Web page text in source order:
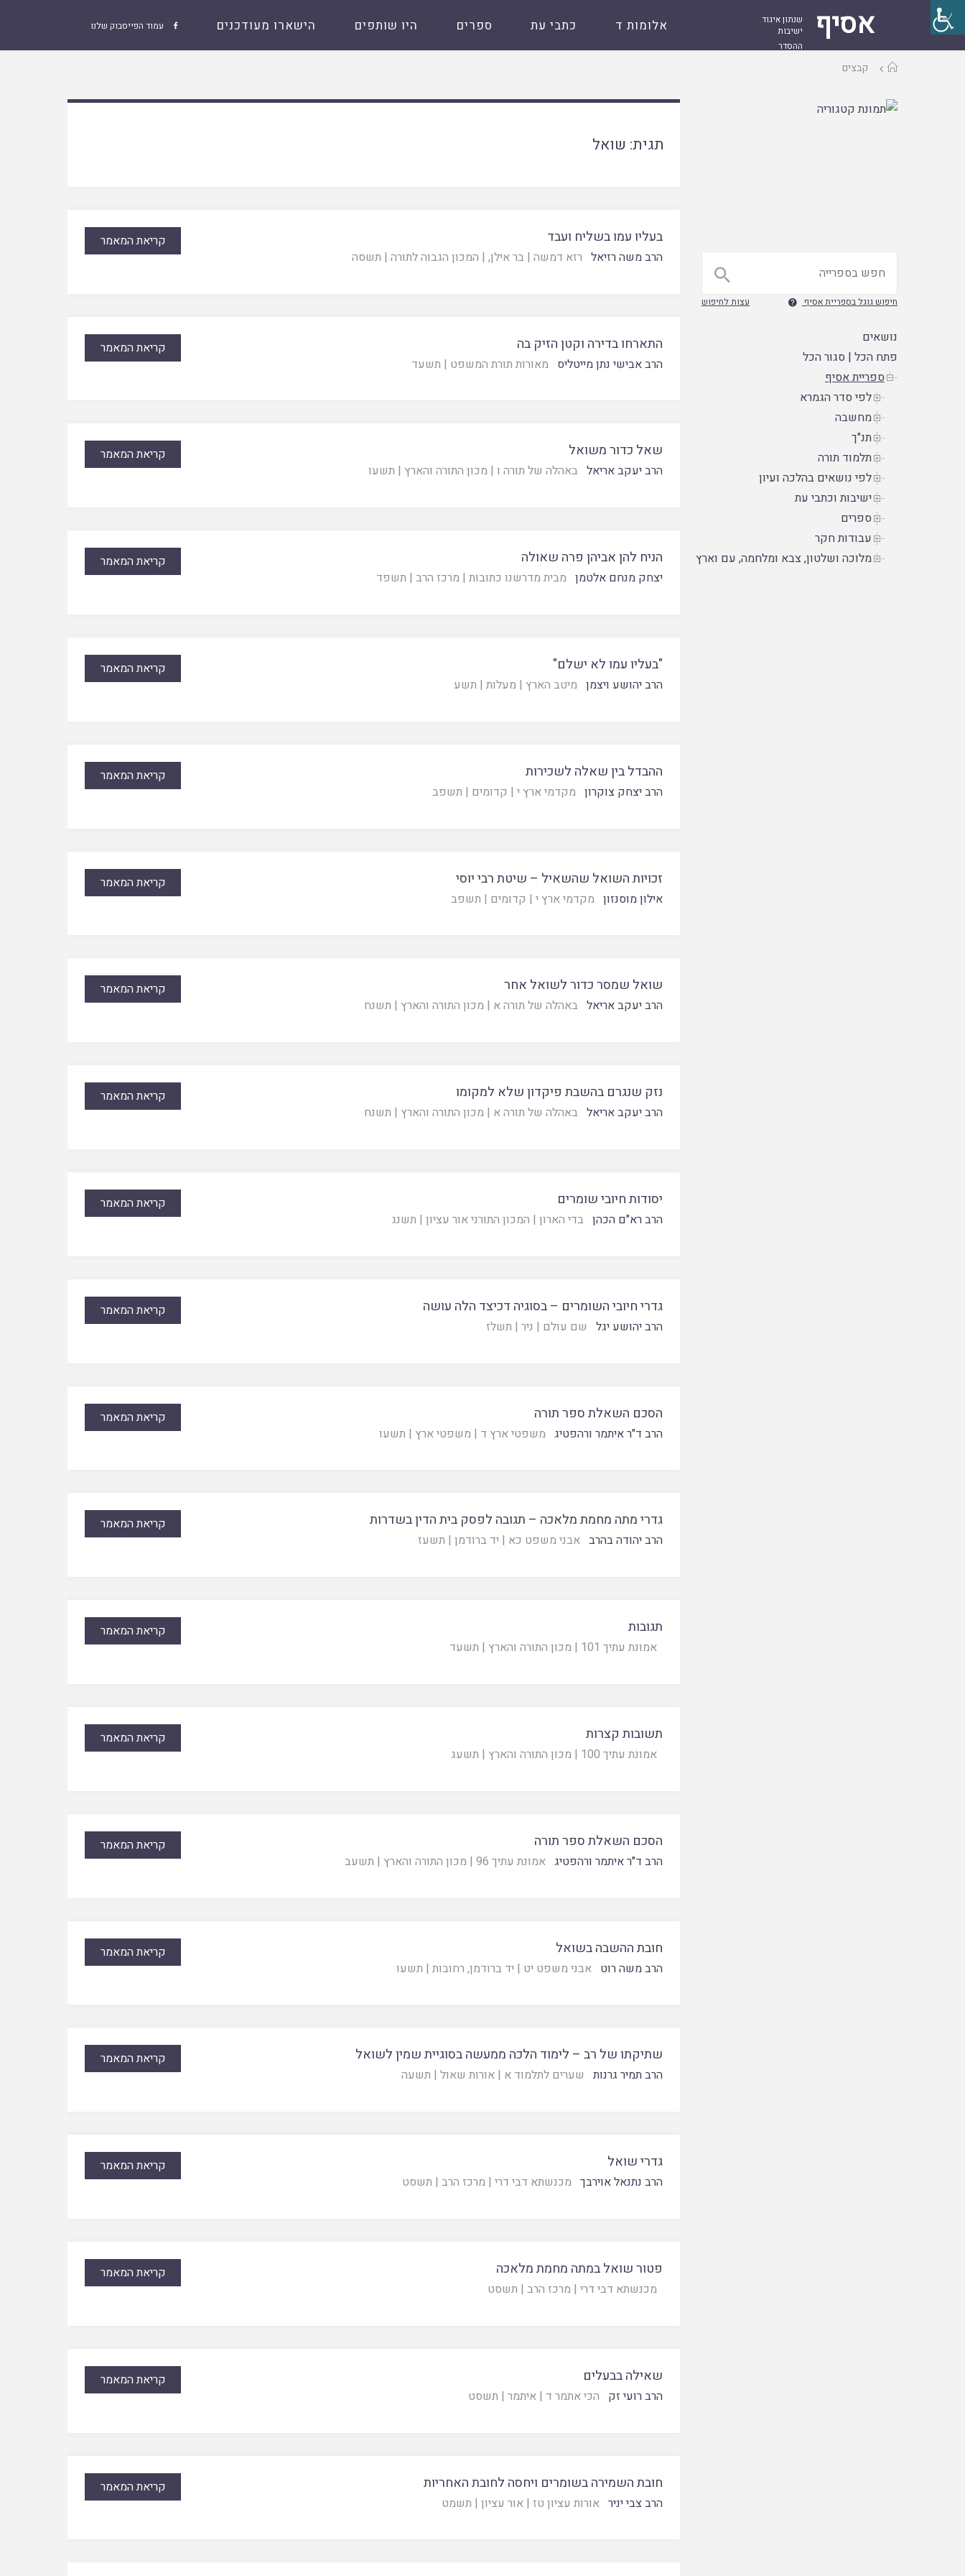
אסיף
שנתון איגוד
ישיבות
ההסדר
 עמוד הפייסבוק שלנו אלומות ד כתבי עת ספרים היו שותפים הישארו מעודכנים
עמודקבצים
תגית: שואל
בעליו עמו בשליח ועבד
הרב משה רזיאל רזא דמשה |בר אילן, | המכון הגבוה לתורה | תשסה
קריאת המאמר
התארחו בדירה וקטן הזיק בה
הרב אבישי נתן מייטליס מאורות תורת המשפט | תשעד
קריאת המאמר
שאל כדור משואל
הרב יעקב אריאל באהלה של תורה ו | מכון התורה והארץ | תשעו
קריאת המאמר
הניח להן אביהן פרה שאולה
יצחק מנחם אלטמן מבית מדרשנו כתובות | מרכז הרב | תשפד
קריאת המאמר
"בעליו עמו לא ישלם"
הרב יהושע ויצמן מיטב הארץ | מעלות | תשע
קריאת המאמר
ההבדל בין שאלה לשכירות
הרב יצחק צוקרון מקדמי ארץ י | קדומים | תשפב
קריאת המאמר
זכויות השואל שהשאיל – שיטת רבי יוסי
אילון מוסנזון מקדמי ארץ י | קדומים | תשפב
קריאת המאמר
שואל שמסר כדור לשואל אחר
הרב יעקב אריאל באהלה של תורה א | מכון התורה והארץ | תשנח
קריאת המאמר
נזק שנגרם בהשבת פיקדון שלא למקומו
הרב יעקב אריאל באהלה של תורה א | מכון התורה והארץ | תשנח
קריאת המאמר
יסודות חיובי שומרים
הרב רא"ם הכהן בדי הארון | המכון התורני אור עציון | תשנג
קריאת המאמר
גדרי חיובי השומרים – בסוגיה דכיצד הלה עושה
הרב יהושע יגל שם עולם | ניר | תשלז
קריאת המאמר
הסכם השאלת ספר תורה
הרב ד"ר איתמר ורהפטיג משפטי ארץ ד | משפטי ארץ | תשעו
קריאת המאמר
גדרי מתה מחמת מלאכה – תגובה לפסק בית הדין בשדרות
הרב יהודה בהרב אבני משפט כא | יד ברודמן | תשעז
קריאת המאמר
תגובות
אמונת עתיך 101 | מכון התורה והארץ | תשעד
קריאת המאמר
תשובות קצרות
אמונת עתיך 100 | מכון התורה והארץ | תשעג
קריאת המאמר
הסכם השאלת ספר תורה
הרב ד"ר איתמר ורהפטיג אמונת עתיך 96 | מכון התורה והארץ | תשעב
קריאת המאמר
חובת ההשבה בשואל
הרב משה רוט אבני משפט יט | יד ברודמן, רחובות | תשעו
קריאת המאמר
שתיקתו של רב – לימוד הלכה ממעשה בסוגיית שמין לשואל
הרב תמיר גרנות שערים לתלמוד א |אורות שאול | תשעה
קריאת המאמר
גדרי שואל
הרב נתנאל אוירבך מכנשתא דבי דרי | מרכז הרב | תשסט
קריאת המאמר
פטור שואל במתה מחמת מלאכה
מכנשתא דבי דרי | מרכז הרב | תשסט
קריאת המאמר
שאילה בבעלים
הרב רועי זק הכי אתמר ד |איתמר | תשסט
קריאת המאמר
חובת השמירה בשומרים ויחסה לחובת האחריות
הרב צבי יניר אורות עציון טז |אור עציון | תשמט
קריאת המאמר

חיפוש גוגל בספריית אסיף  עצות לחיפוש
נושאים
פתח הכל |סגור הכל
ספריית אסיף
לפי סדר הגמרא
מחשבה
תנ"ך
תלמוד תורה
לפי נושאים בהלכה ועיון
ישיבות וכתבי עת
ספרים
עבודות חקר
מלוכה ושלטון, צבא ומלחמה, עם וארץ